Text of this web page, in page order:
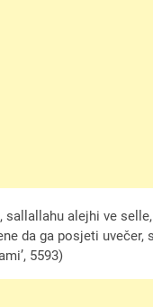
sallallahu alejhi ve
da ga posjeti uvečer,
5593)